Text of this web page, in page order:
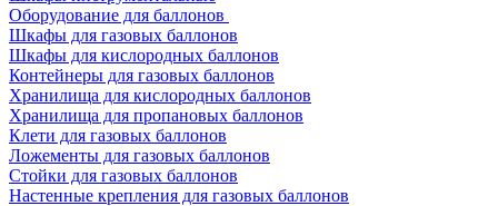
Оборудование для баллонов
Шкафы для газовых баллонов
Шкафы для кислородных баллонов
Контейнеры для газовых баллонов
Хранилища для кислородных баллонов
Хранилища для пропановых баллонов
Клети для газовых баллонов
Ложементы для газовых баллонов
Стойки для газовых баллонов
Настенные крепления для газовых баллонов